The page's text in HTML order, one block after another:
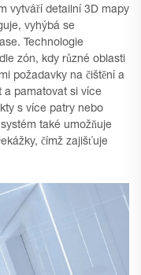
vytváří detailní 3D mapy
vyhýbá se
Technologie
zón, kdy různé oblasti
požadavky na čištění a
a pamatovat si více
s více patry nebo
také umožňuje
čímž zajišťuje